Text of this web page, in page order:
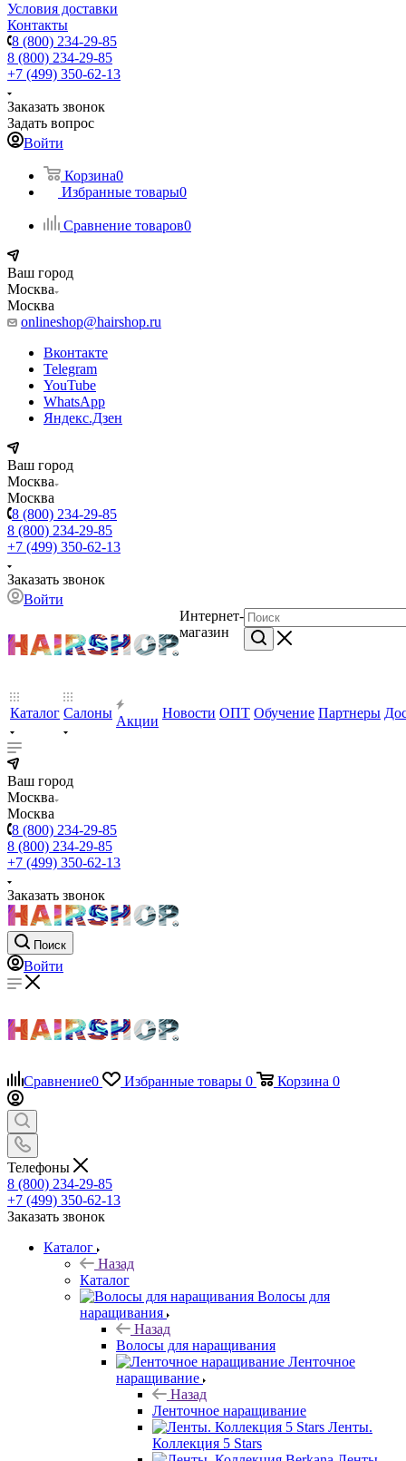
Условия доставки
Контакты
8 (800) 234-29-85
8 (800) 234-29-85
+7 (499) 350-62-13
Заказать звонок
Задать вопрос
Войти
Корзина0
Избранные товары0
Сравнение товаров0
Ваш город
Москва
Москва
onlineshop@hairshop.ru
Вконтакте
Telegram
YouTube
WhatsApp
Яндекс.Дзен
Ваш город
Москва
Москва
8 (800) 234-29-85
8 (800) 234-29-85
+7 (499) 350-62-13
Заказать звонок
Войти
Интернет-
магазин
Каталог Салоны
Акции
Новости ОПТ Обучение Партнеры
Ваш город
Москва
Москва
8 (800) 234-29-85
8 (800) 234-29-85
+7 (499) 350-62-13
Заказать звонок
Поиск
Войти
Сравнение0 Избранные товары 0 Корзина 0
Телефоны
8 (800) 234-29-85
+7 (499) 350-62-13
Заказать звонок
Каталог
Назад
Каталог
Волосы для
наращивания
Назад
Волосы для наращивания
Ленточное
наращивание
Назад
Ленточное наращивание
Ленты.
Коллекция 5 Stars